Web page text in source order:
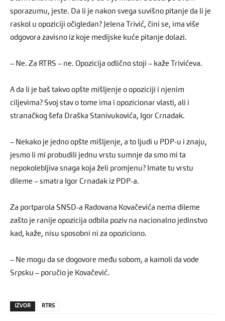
sporazumu, jeste. Da li je nakon svega suvišno pitanje da li je
raskol u opoziciji očigledan? Jelena Trivić, čini se, ima više
odgovora zavisno iz koje medijske kuće pitanje dolazi.
– Ne. Za RTRS – ne. Opozicija odlično stoji – kaže Trivićeva.
A da li je baš takvo opšte mišljenje o opoziciji i njenim
ciljevima? Svoj stav o tome ima i opozicionar vlasti, ali i
stranačkog šefa Draška Stanivukovića, Igor Crnadak.
– Nekako je jedno opšte mišljenje, a to ljudi u PDP-u i znaju,
jesmo li mi probudili jednu vrstu sumnje da smo mi ta
nepokolebljiva snaga koja želi promjenu? Imate tu vrstu
dileme – smatra Igor Crnadak iz PDP-a.
Za portparola SNSD-a Radovana Kovačevića nema dileme
zašto je ranije opozicija odbila poziv na nacionalno jedinstvo
kad, kaže, nisu sposobni ni za opoziciono.
– Ne mogu da se dogovore među sobom, a kamoli da vode
Srpsku – poručio je Kovačević.
IZVOR RTRS